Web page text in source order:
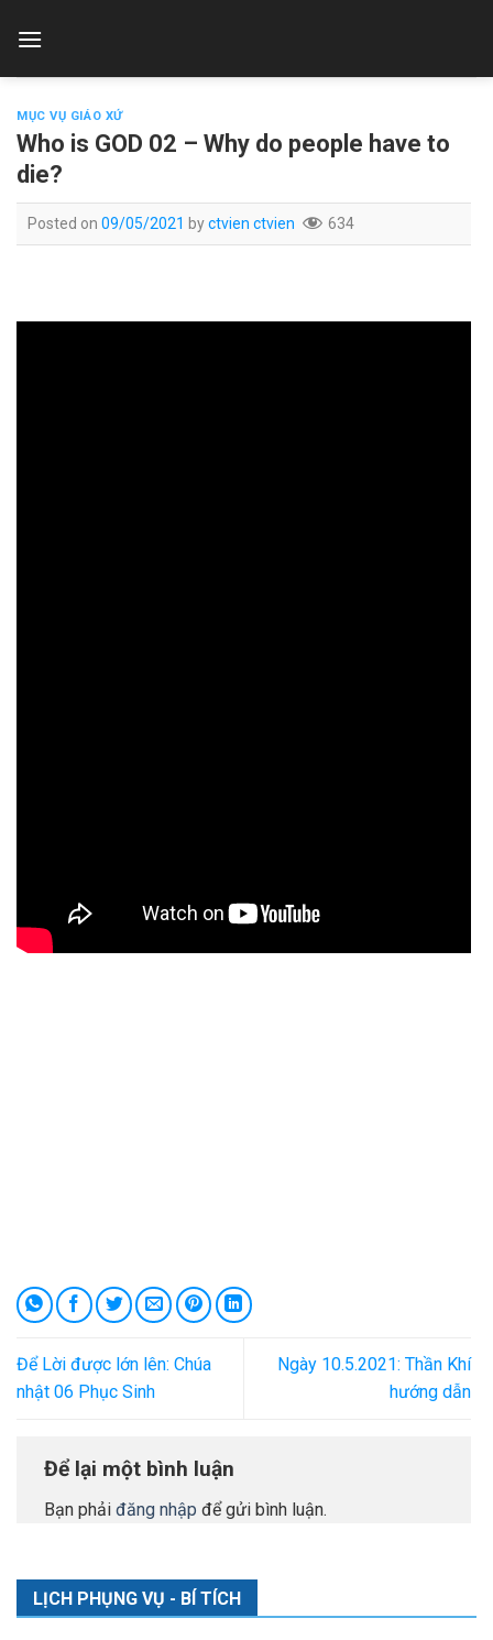
MỤC VỤ GIÁO XỨ
Who is GOD 02 – Why do people have to
die?
Posted on 09/05/2021 byctvien ctvien 634
Để Lời được lớn lên: Chúa
nhật 06 Phục Sinh
Ngày 10.5.2021: Thần Khí
hướng dẫn
Để lại một bình luận
Bạn phải đăng nhập để gửi bình luận.
LỊCH PHỤNG VỤ - BÍ TÍCH